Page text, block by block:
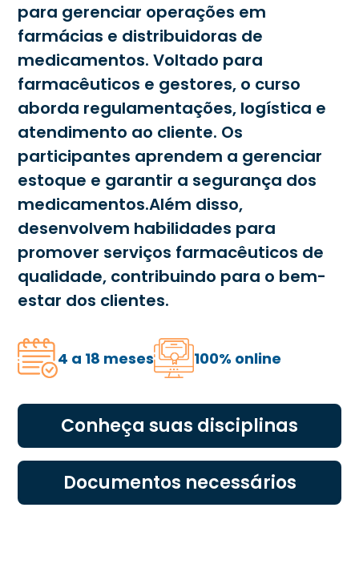
para gerenciar operações em
farmácias e distribuidoras de
medicamentos. Voltado para
farmacêuticos e gestores, o curso
aborda regulamentações, logística e
atendimento ao cliente. Os
participantes aprendem a gerenciar
estoque e garantir a segurança dos
medicamentos.Além disso,
desenvolvem habilidades para
promover serviços farmacêuticos de
qualidade, contribuindo para o bem-
estar dos clientes.
4 a 18 meses 100% online
Conheça suas disciplinas
Documentos necessários